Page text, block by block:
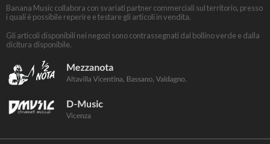
Banana Music collabora con svariati partner commerciali sul territorio, presso
i quali è possibile reperire e testare gli articoli in vendita.
Gli articoli disponibili nei negozi sono contrassegnati dal bollino verde e dalla
dicitura disponibile.